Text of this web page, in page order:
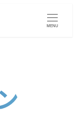
MENU